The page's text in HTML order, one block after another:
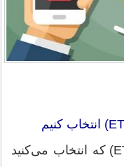
نوع کیف پول اتریوم کلاسیک (ETC) که انتخاب می‌کنید